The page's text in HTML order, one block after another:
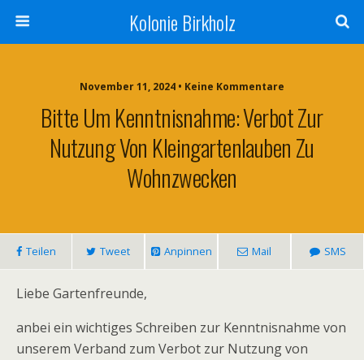
Kolonie Birkholz
November 11, 2024 • Keine Kommentare
Bitte Um Kenntnisnahme: Verbot Zur
Nutzung Von Kleingartenlauben Zu
Wohnzwecken
Teilen Tweet Anpinnen Mail SMS
Liebe Gartenfreunde,
anbei ein wichtiges Schreiben zur Kenntnisnahme von
unserem Verband zum Verbot zur Nutzung von